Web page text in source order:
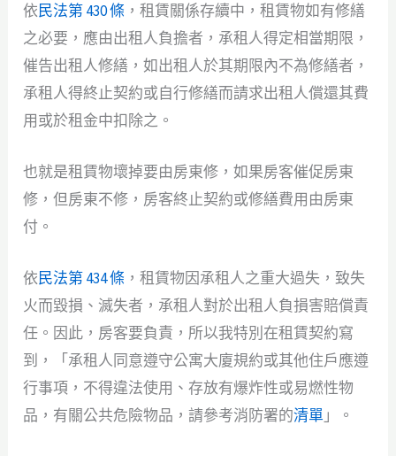
依民法第 430 條 ，租賃關係存續中，租賃物如有修繕
之必要，應由出租人負擔者，承租人得定相當期限，
催告出租人修繕，如出租人於其期限內不為修繕者，
承租人得終止契約或自行修繕而請求出租人償還其費
用或於租金中扣除之。
也就是租賃物壞掉要由房東修，如果房客催促房東
修，但房東不修，房客終止契約或修繕費用由房東
付。
依民法第 434 條 ，租賃物因承租人之重大過失，致失
火而毀損、滅失者，承租人對於出租人負損害賠償責
任。因此，房客要負責，所以我特別在租賃契約寫
到，「承租人同意遵守公寓大廈規約或其他住戶應遵
行事項，不得違法使用、存放有爆炸性或易燃性物
品，有關公共危險物品，請參考消防署的清單 」。